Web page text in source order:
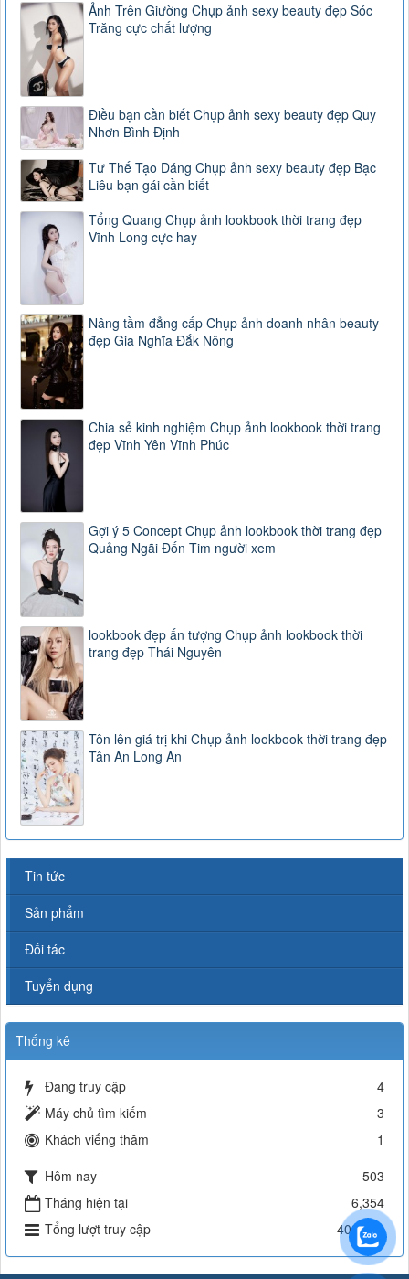
Ảnh Trên Giường Chụp ảnh sexy beauty đẹp Sóc
Trăng cực chất lượng
Điều bạn cần biết Chụp ảnh sexy beauty đẹp Quy
Nhơn Bình Định
Tư Thế Tạo Dáng Chụp ảnh sexy beauty đẹp Bạc
Liêu bạn gái cần biết
Tổng Quang Chụp ảnh lookbook thời trang đẹp
Vĩnh Long cực hay
Nâng tầm đẳng cấp Chụp ảnh doanh nhân beauty
đẹp Gia Nghĩa Đắk Nông
Chia sẻ kinh nghiệm Chụp ảnh lookbook thời trang
đẹp Vĩnh Yên Vĩnh Phúc
Gợi ý 5 Concept Chụp ảnh lookbook thời trang đẹp
Quảng Ngãi Đốn Tim người xem
lookbook đẹp ấn tượng Chụp ảnh lookbook thời
trang đẹp Thái Nguyên
Tôn lên giá trị khi Chụp ảnh lookbook thời trang đẹp
Tân An Long An
Tin tức
Sản phẩm
Đối tác
Tuyển dụng
Thống kê
Đang truy cập
4
Máy chủ tìm kiếm
3
Khách viếng thăm
1
Hôm nay
503
Tháng hiện tại
6,354
Tổng lượt truy cập
402,439